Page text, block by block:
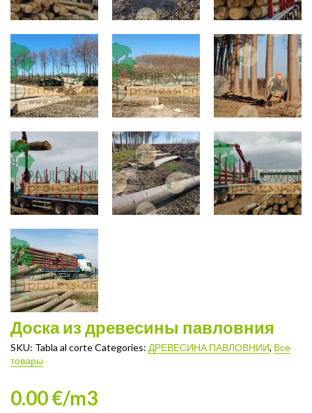
Доска из древесины павловния
SKU: Tabla al corteCategories: ДРЕВЕСИНА ПАВЛОВНИИ, Все
товары
0.00 €/m3